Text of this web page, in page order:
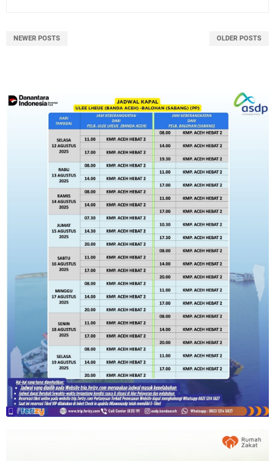
NEWER POSTS OLDER POSTS